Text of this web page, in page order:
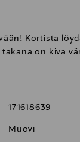
Kortista
on kiva
171618639
Muovi